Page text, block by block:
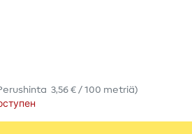
3,56 € / 100 metriä)